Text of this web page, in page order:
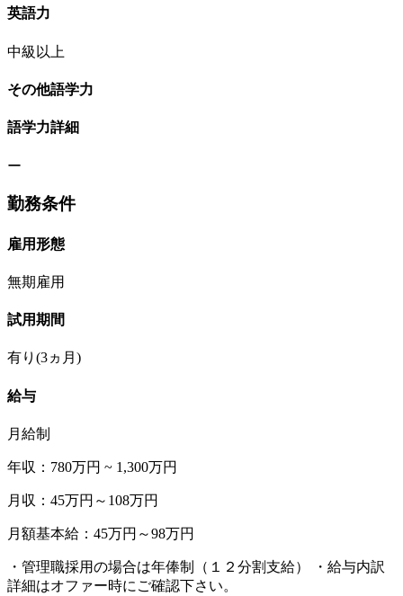
英語力
中級以上
その他語学力
語学力詳細
ー
勤務条件
雇用形態
無期雇用
試用期間
有り(3ヵ月)
給与
月給制
年収：780万円 ~ 1,300万円
月収：45万円～108万円
月額基本給：45万円～98万円
・管理職採用の場合は年俸制（１２分割支給） ・給与内訳
詳細はオファー時にご確認下さい。